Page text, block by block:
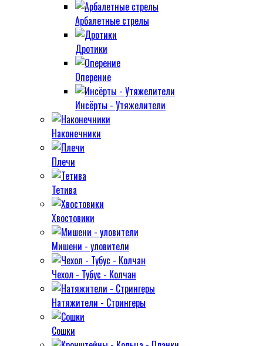
Арбалетные стрелы
Дротики
Оперение
Инсёрты - Утяжелители
Наконечники
Плечи
Тетива
Хвостовики
Мишени - уловители
Чехол - Тубус - Колчан
Натяжители - Стрингеры
Сошки